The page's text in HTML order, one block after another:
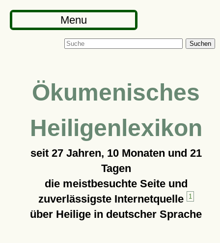
Menu
Suchen
Ökumenisches
Heiligenlexikon
seit 27 Jahren, 10 Monaten und 21
Tagen
die meistbesuchte Seite und
zuverlässigste Internetquelle
1
über Heilige in deutscher Sprache